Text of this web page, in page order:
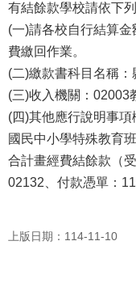
有結餘款學校請依下
(一)請各校自行結算
費繳回作業。
(二)繳款書科目名稱
(三)收入機關：02003
(四)其他應行說明事
國民中小學特殊教育
合計畫經費結餘款（
02132、付款憑單：
上版日期：114-11-10